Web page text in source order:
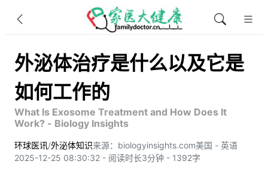
外泌体治疗是什么以及它是
如何工作的
What Is Exosome Treatment and How Does It
Work? - Biology Insights
环球医讯/外泌体知识来源：biologyinsights.com美国 - 英语
2025-12-25 08:30:32 - 阅读时长3分钟 - 1392字